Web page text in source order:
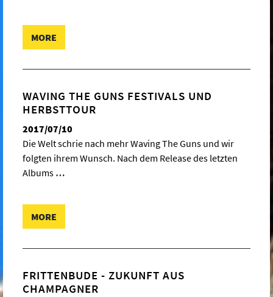
MORE
WAVING THE GUNS FESTIVALS UND
HERBSTTOUR
2017/07/10
Die Welt schrie nach mehr Waving The Guns und wir
folgten ihrem Wunsch. Nach dem Release des letzten
Albums …
MORE
FRITTENBUDE - ZUKUNFT AUS
CHAMPAGNER